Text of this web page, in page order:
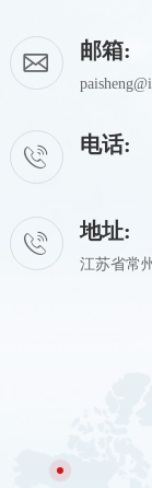
邮箱:
电话:
地址:
江苏省常